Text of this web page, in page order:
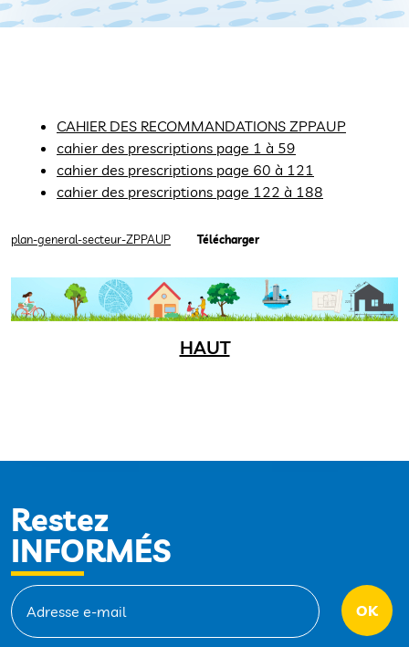
CAHIER DES RECOMMANDATIONS ZPPAUP
cahier des prescriptions page 1 à 59
cahier des prescriptions page 60 à 121
cahier des prescriptions page 122 à 188
plan-general-secteur-ZPPAUP Télécharger
HAUT
Restez
INFORMÉS